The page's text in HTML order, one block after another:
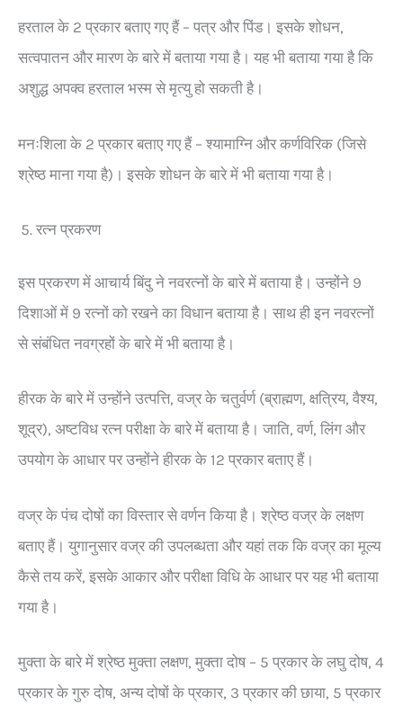
हरताल के 2 प्रकार बताए गए हैं – पत्र और पिंड। इसके शोधन,
सत्वपातन और मारण के बारे में बताया गया है। यह भी बताया गया है कि
अशुद्ध अपक्व हरताल भस्म से मृत्यु हो सकती है।
मनःशिला के 2 प्रकार बताए गए हैं – श्यामाग्नि और कर्णविरिक (जिसे
श्रेष्ठ माना गया है)। इसके शोधन के बारे में भी बताया गया है।
रत्न प्रकरण
इस प्रकरण में आचार्य बिंदु ने नवरत्नों के बारे में बताया है। उन्होंने 9
दिशाओं में 9 रत्नों को रखने का विधान बताया है। साथ ही इन नवरत्नों
से संबंधित नवग्रहों के बारे में भी बताया है।
हीरक के बारे में उन्होंने उत्पत्ति, वज्र के चतुर्वर्ण (ब्राह्मण, क्षत्रिय, वैश्य,
शूद्र), अष्टविध रत्न परीक्षा के बारे में बताया है। जाति, वर्ण, लिंग और
उपयोग के आधार पर उन्होंने हीरक के 12 प्रकार बताए हैं।
वज्र के पंच दोषों का विस्तार से वर्णन किया है। श्रेष्ठ वज्र के लक्षण
बताए हैं। युगानुसार वज्र की उपलब्धता और यहां तक कि वज्र का मूल्य
कैसे तय करें, इसके आकार और परीक्षा विधि के आधार पर यह भी बताया
गया है।
मुक्ता के बारे में श्रेष्ठ मुक्ता लक्षण, मुक्ता दोष – 5 प्रकार के लघु दोष, 4
प्रकार के गुरु दोष, अन्य दोषों के प्रकार, 3 प्रकार की छाया, 5 प्रकार